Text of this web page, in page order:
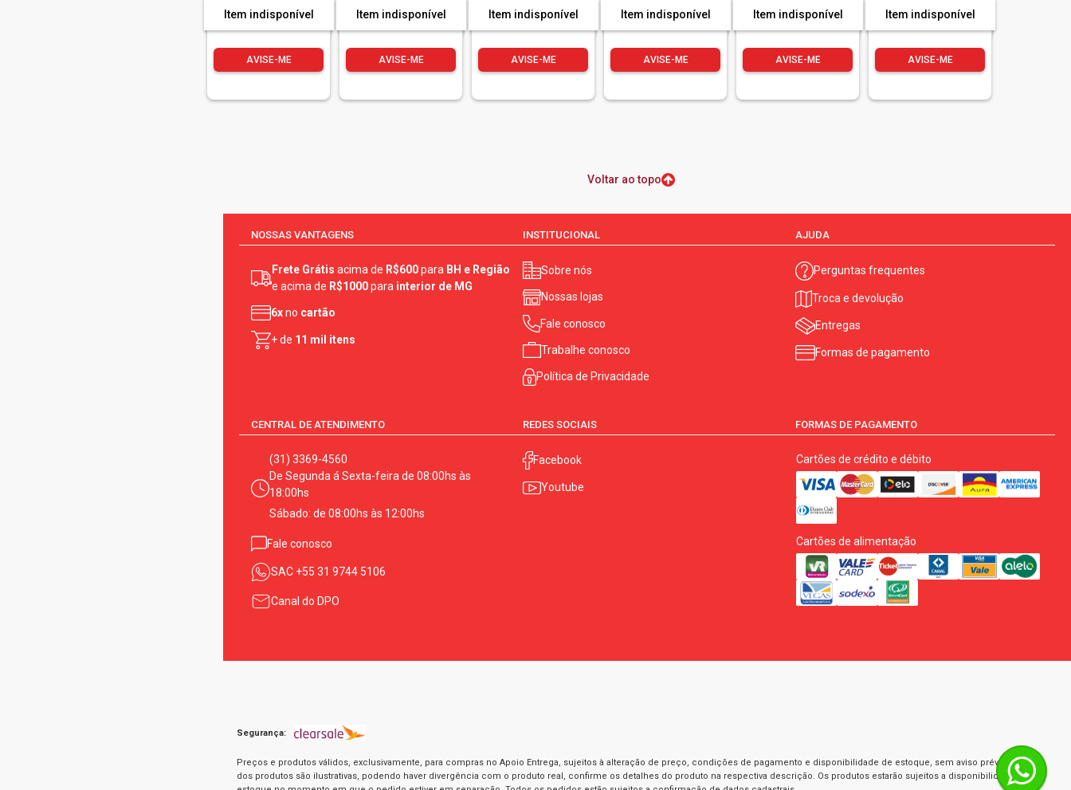
280g
Item indisponível
AVISE-ME
ao Molho Pedigree
Item indisponível
AVISE-ME
Molho Pedigree
Item indisponível
AVISE-ME
Item indisponível
AVISE-ME
Item indisponível
AVISE-ME
Biscrok Multi Pouch
Item indisponível
AVISE-ME
Voltar ao topo
NOSSAS VANTAGENS
Frete Grátis acima de R$600para BH e Região
e acima de R$1000para interior de MG
6xno cartão
+ de 11 mil itens
INSTITUCIONAL
Sobre nós
Nossas lojas
Fale conosco
Trabalhe conosco
Política de Privacidade
AJUDA
Perguntas frequentes
Troca e devolução
Entregas
Formas de pagamento
CENTRAL DE ATENDIMENTO
(31) 3369-4560
De Segunda á Sexta-feira de 08:00hs às
18:00hs
Sábado: de 08:00hs às 12:00hs
Fale conosco
SAC +55 31 9744 5106
Canal do DPO
REDES SOCIAIS
Facebook
Youtube
FORMAS DE PAGAMENTO
Cartões de crédito e débito
Cartões de alimentação
Segurança:
Preços e produtos válidos, exclusivamente, para compras no Apoio Entrega, sujeitos à alteração de preço, condições de pagamento e disponibilidade de estoque, sem aviso prévio. As fotos
dos produtos são ilustrativas, podendo haver divergência com o produto real, confirme os detalhes do produto na respectiva descrição. Os produtos estarão sujeitos a disponibilidade de